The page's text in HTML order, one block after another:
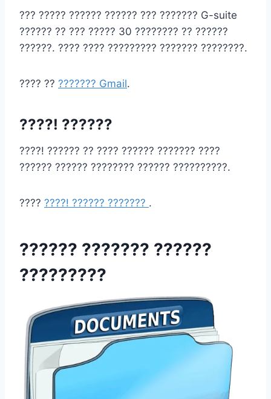
??? ????? ?????? ?????? ??? ??????? G-suite
?????? ?? ??? ????? 30 ???????? ?? ??????
??????. ???? ???? ????????? ??????? ????????.
???? ?? ??????? Gmail.
????! ??????
????! ?????? ?? ???? ?????? ??????? ????
?????? ?????? ???????? ?????? ??????????.
???? ????! ?????? ??????? .
?????? ??????? ??????
?????????